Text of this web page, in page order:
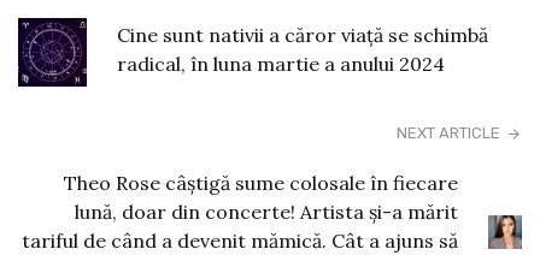
Cine sunt nativii a căror viață se schimbă
radical, în luna martie a anului 2024
NEXT ARTICLE
Theo Rose câștigă sume colosale în fiecare
lună, doar din concerte! Artista și-a mărit
tariful de când a devenit mămică. Cât a ajuns să